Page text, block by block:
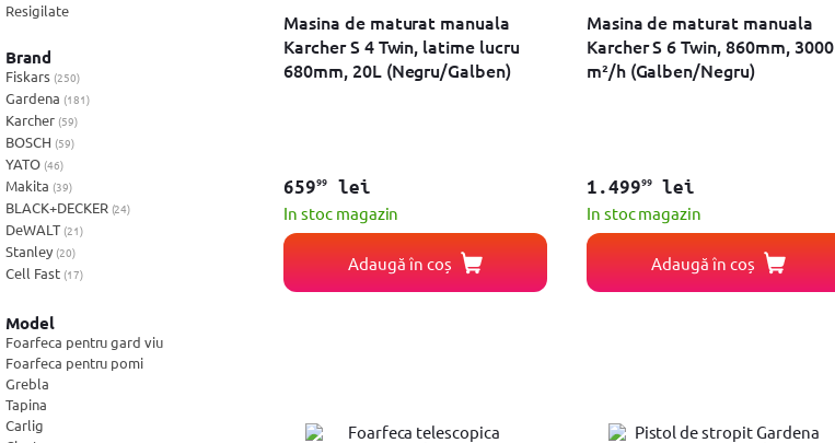
Casa, Decoratiuni & Bricolaj
Birotica
Ceasuri
Servicii
Vouchere
Resigilate
Brand
Fiskars (250)
Gardena (181)
Karcher (59)
BOSCH (59)
YATO (46)
Makita (39)
BLACK+DECKER (24)
DeWALT (21)
Stanley (20)
Cell Fast (17)
Lahti Pro
Fieldmann(10)
Rebel(9)
Micul Fermier
Verto(9)
Hyundai
Model
Foarfeca pentru gard viu
Foarfeca pentru pomi
Grebla
Tapina
Carlig
Masina de maturat manuala
Karcher S 4 Twin, latime lucru
680mm, 20L (Negru/Galben)
65999lei
In stoc magazin
Adaugă în coș
Masina de maturat manuala
Karcher S 6 Twin, 860mm, 3000
m²/h (Galben/Negru)
1.49999lei
In stoc magazin
Adaugă în coș